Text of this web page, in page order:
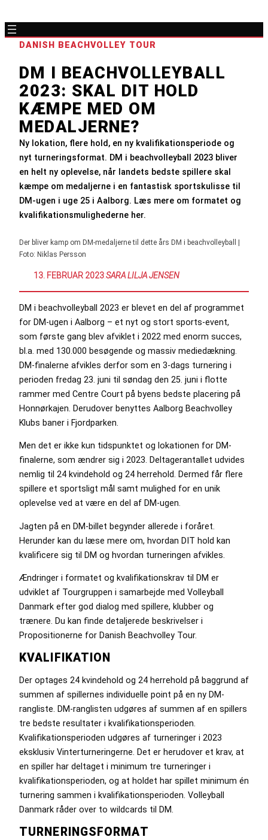
DANISH BEACHVOLLEY TOUR
DM I BEACHVOLLEYBALL
2023: SKAL DIT HOLD
KÆMPE MED OM
MEDALJERNE?
Ny lokation, flere hold, en ny kvalifikationsperiode og
nyt turneringsformat. DM i beachvolleyball 2023 bliver
en helt ny oplevelse, når landets bedste spillere skal
kæmpe om medaljerne i en fantastisk sportskulisse til
DM-ugen i uge 25 i Aalborg. Læs mere om formatet og
kvalifikationsmulighederne her.
Der bliver kamp om DM-medaljerne til dette års DM i beachvolleyball |
Foto: Niklas Persson
13. FEBRUAR 2023:SARA LILJA JENSEN
DM i beachvolleyball 2023 er blevet en del af programmet
for DM-ugen i Aalborg – et nyt og stort sports-event,
som første gang blev afviklet i 2022 med enorm succes,
bl.a. med 130.000 besøgende og massiv mediedækning.
DM-finalerne afvikles derfor som en 3-dags turnering i
perioden fredag 23. juni til søndag den 25. juni i flotte
rammer med Centre Court på byens bedste placering på
Honnørkajen. Derudover benyttes Aalborg Beachvolley
Klubs baner i Fjordparken.
Men det er ikke kun tidspunktet og lokationen for DM-
finalerne, som ændrer sig i 2023. Deltagerantallet udvides
nemlig til 24 kvindehold og 24 herrehold. Dermed får flere
spillere et sportsligt mål samt mulighed for en unik
oplevelse ved at være en del af DM-ugen.
Jagten på en DM-billet begynder allerede i foråret.
Herunder kan du læse mere om, hvordan DIT hold kan
kvalificere sig til DM og hvordan turneringen afvikles.
Ændringer i formatet og kvalifikationskrav til DM er
udviklet af Tourgruppen i samarbejde med Volleyball
Danmark efter god dialog med spillere, klubber og
trænere. Du kan finde detaljerede beskrivelser i
Propositionerne for Danish Beachvolley Tour.
KVALIFIKATION
Der optages 24 kvindehold og 24 herrehold på baggrund af
summen af spillernes individuelle point på en ny DM-
rangliste. DM-ranglisten udgøres af summen af en spillers
tre bedste resultater i kvalifikationsperioden.
Kvalifikationsperioden udgøres af turneringer i 2023
eksklusiv Vinterturneringerne. Det er herudover et krav, at
en spiller har deltaget i minimum tre turneringer i
kvalifikationsperioden, og at holdet har spillet minimum én
turnering sammen i kvalifikationsperioden. Volleyball
Danmark råder over to wildcards til DM.
TURNERINGSFORMAT